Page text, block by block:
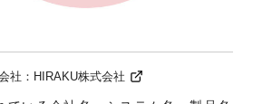
社： HIRAKU株式会社